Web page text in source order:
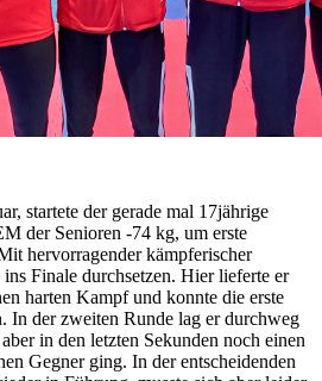
startete der gerade mal 17jährige
der Senioren -74 kg, um erste
hervorragender kämpferischer
Finale durchsetzen. Hier lieferte er
harten Kampf und konnte die erste
In der zweiten Runde lag er durchweg
in den letzten Sekunden noch einen
Gegner ging. In der entscheidenden